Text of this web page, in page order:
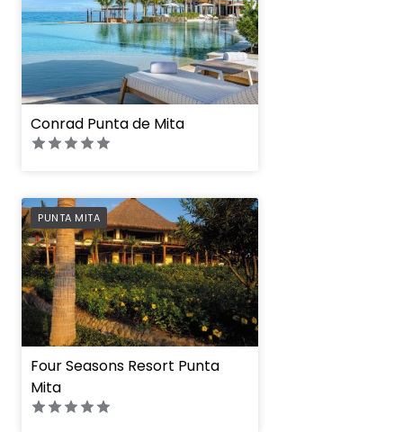
Conrad Punta de Mita
PUNTA MITA
PREFERRED
Four Seasons Resort Punta
Mita